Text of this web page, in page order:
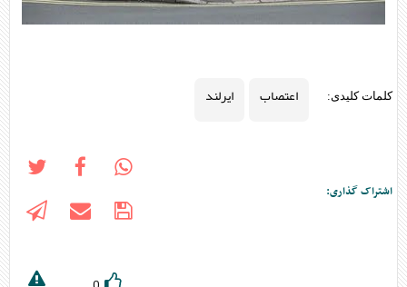
کلمات کلیدی: اعتصاب ایرلند
اشتراک گذاری: